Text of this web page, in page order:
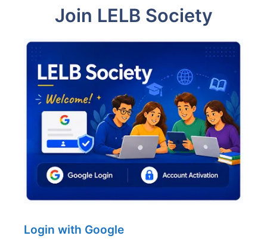
Join LELB Society
Login with Google